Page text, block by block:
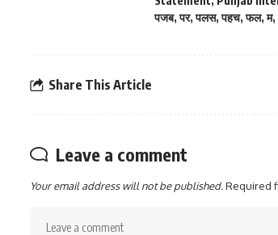
पजब,पर,पलस,पहच,फल,म,
Share This Article
Leave a comment
Your email address will not be published.Required